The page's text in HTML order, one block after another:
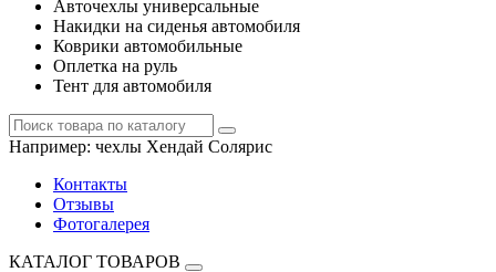
Авточехлы универсальные
Накидки на сиденья автомобиля
Коврики автомобильные
Оплетка на руль
Тент для автомобиля
Например: чехлы Хендай Солярис
Контакты
Отзывы
Фотогалерея
КАТАЛОГ ТОВАРОВ